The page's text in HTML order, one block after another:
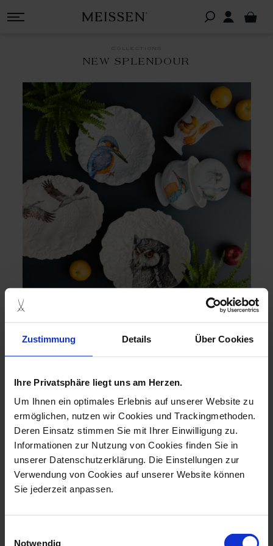
Zustimmung Details Über Cookies
Ihre Privatsphäre liegt uns am Herzen.
Um Ihnen ein optimales Erlebnis auf unserer Website zu
ermöglichen, nutzen wir Cookies und Trackingmethoden.
Deren Einsatz stimmen Sie mit Ihrer Einwilligung zu.
Informationen zur Nutzung von Cookies finden Sie in
unserer Datenschutzerklärung. Die Einstellungen zur
Verwendung von Cookies auf unserer Website können
Sie jederzeit anpassen.
Notwendig
NEW SPLENDOUR
have been reissued and reinterpreted with modern
themselves – a novelty in the manufactory’s design
repertoire. Painting the full-cover design on a relief
background as well as its application all the way to the
edges presents a particular challenge to the
manufactory’s painters. The collection comprises three
decorative dishes, a candlestick, and a box.
read more